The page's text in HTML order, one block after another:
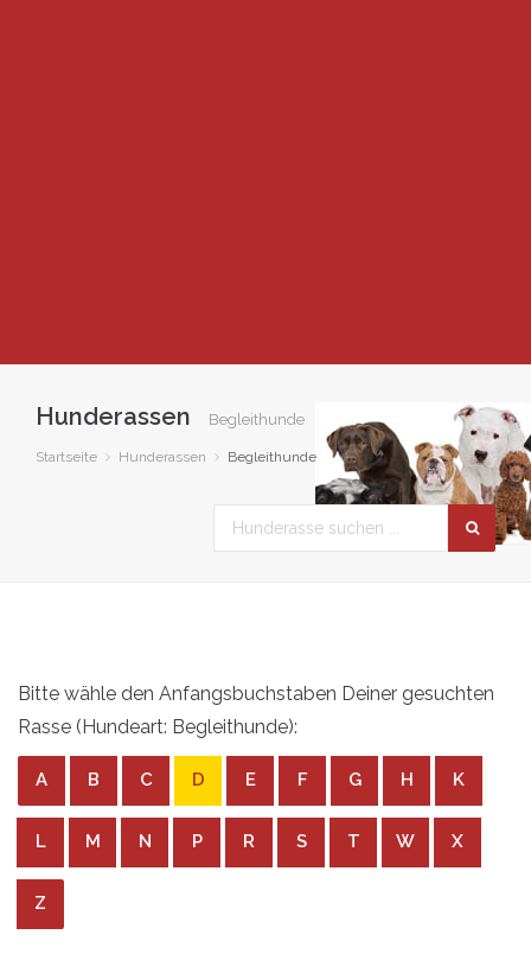
Hunderassen Begleithunde
Startseite Hunderassen Begleithunde
Bitte wähle den Anfangsbuchstaben Deiner gesuchten
Rasse (Hundeart: Begleithunde):
A B C D E F G H K
L M N P R S T W X
Z